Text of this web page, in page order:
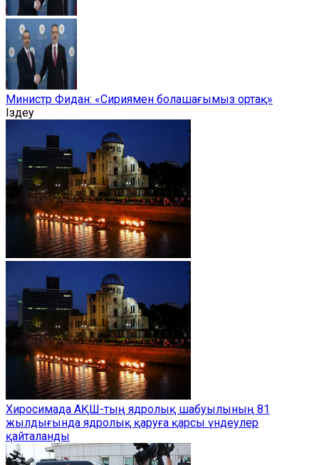
Министр Фидан: «Сириямен болашағымыз ортақ»
Іздеу
Хиросимада АҚШ-тың ядролық шабуылының 81
жылдығында ядролық қаруға қарсы үндеулер
қайталанды